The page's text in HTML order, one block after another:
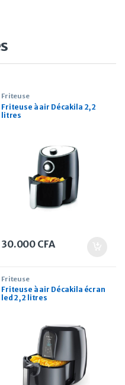
Friteuse
Friteuse à air Décakila 2,2
litres
30.000 CFA
Friteuse
Friteuse à air Décakila écran
led 2,2 litres